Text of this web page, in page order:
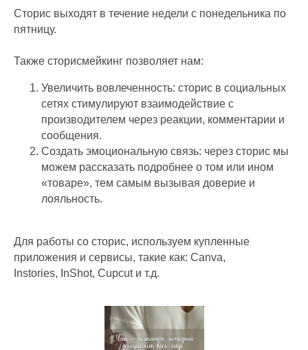
Сторис выходят в течение недели с понедельника по
пятницу.
Также сторисмейкинг позволяет нам:
Увеличить вовлеченность: сторис в социальных
сетях стимулируют взаимодействие с
производителем через реакции, комментарии и
сообщения.
Создать эмоциональную связь: через сторис мы
можем рассказать подробнее о том или ином
«товаре», тем самым вызывая доверие и
лояльность.
Для работы со сторис, используем купленные
приложения и сервисы, такие как: Canva,
Instories, InShot, Cupcut и т.д.
SMM-продвижение
Заказать звонок
info@nechaevstudio.ru
Продвижение Вконтакте